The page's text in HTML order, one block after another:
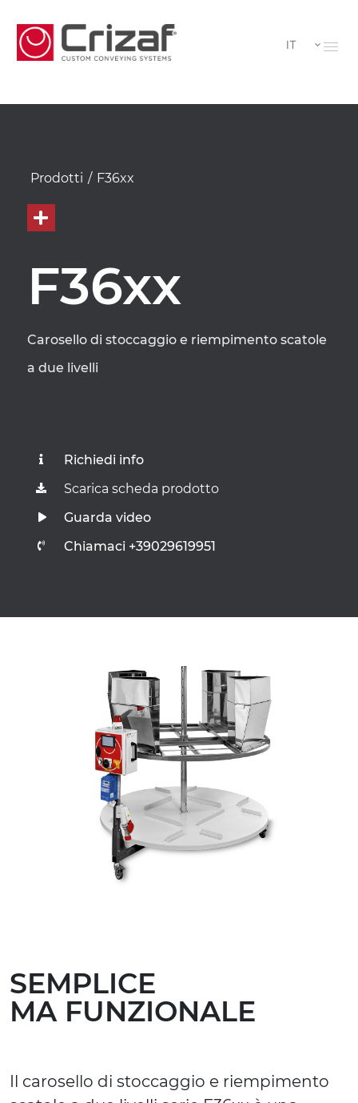
IT
Prodotti / F36xx
F36xx
Carosello di stoccaggio e riempimento scatole
a due livelli
Richiedi info
Scarica scheda prodotto
Guarda video
Chiamaci +39029619951
SEMPLICE
MA FUNZIONALE
Il carosello di stoccaggio e riempimento